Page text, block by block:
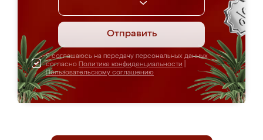
Отправить
Я соглашаюсь на передачу персональных данных
согласно Политике конфиденциальности
Пользовательскому соглашению